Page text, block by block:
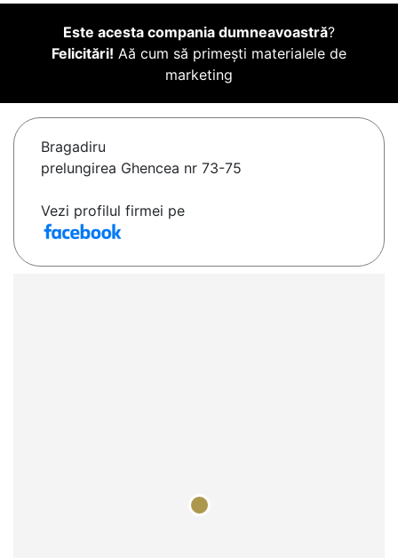
Este acesta compania dumneavoastră?
Felicitări! Aă cum să primești materialele de
marketing
Bragadiru
prelungirea Ghencea nr 73-75
Vezi profilul firmei pe